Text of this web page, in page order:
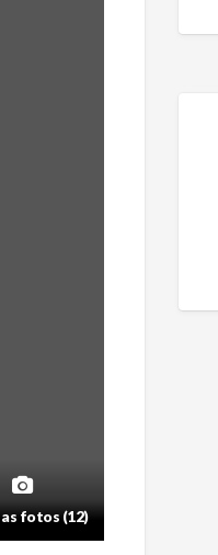
fotos (12)